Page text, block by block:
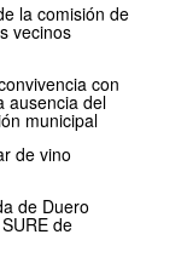
la comisión de
vecinos
con
ausencia del
municipal
de vino
de Duero
de